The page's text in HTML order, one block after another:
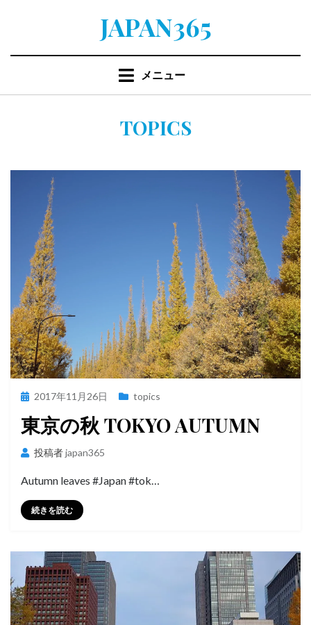
へ
JAPAN365
メニュー
カテゴリー
:
TOPICS
投
日:
2017年11月26日 topics
東京の秋 TOKYO AUTUMN
投稿者japan365
Autumn leaves #Japan #tok…
続きを読む